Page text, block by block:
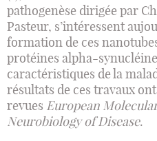
pathogenèse dirigée par
Pasteur, s’intéressent
formation de ces
protéines alpha-
caractéristiques de la
résultats de ces travaux
revues European
Neurobiology of Disease.